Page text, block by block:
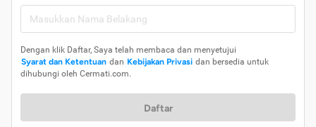
Dengan klik Daftar, Saya telah membaca dan menyetujui
Syarat dan Ketentuan dan Kebijakan Privasi dan bersedia untuk
dihubungi oleh Cermati.com.
Daftar